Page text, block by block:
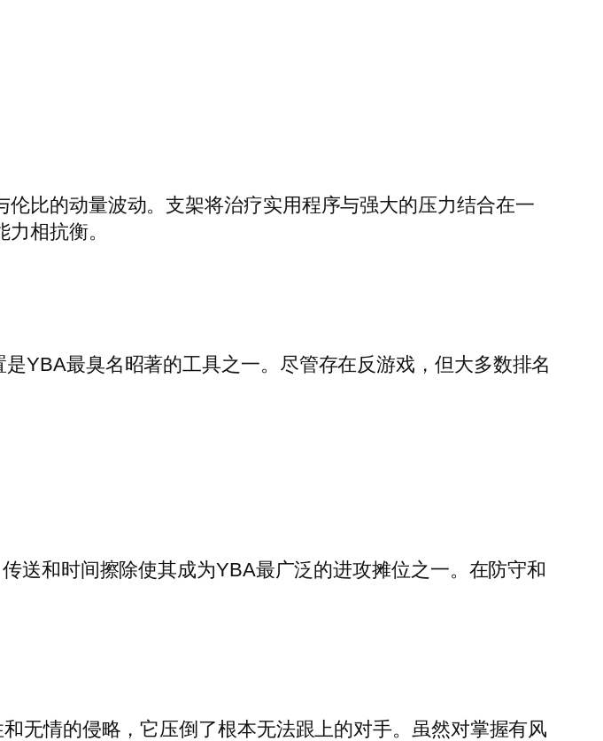
比的动量波动。支架将治疗实用程序与强大的压力结合在一
相抗衡。
YBA最臭名昭著的工具之一。尽管存在反游戏，但大多数排名
送和时间擦除使其成为YBA最广泛的进攻摊位之一。在防守和
无情的侵略，它压倒了根本无法跟上的对手。虽然对掌握有风